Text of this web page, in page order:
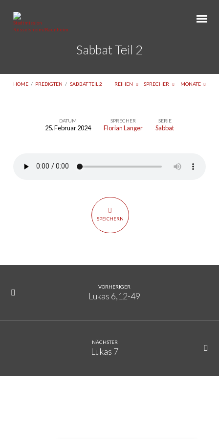
Sabbat Teil 2
HOME / PREDIGTEN / SABBAT TEIL 2 REIHEN SPRECHER MONATE
DATUM
25. Februar 2024
SPRECHER
Florian Langer
SERIE
Sabbat
SPEICHERN
VORHERIGER
Lukas 6,12-49
NÄCHSTER
Lukas 7